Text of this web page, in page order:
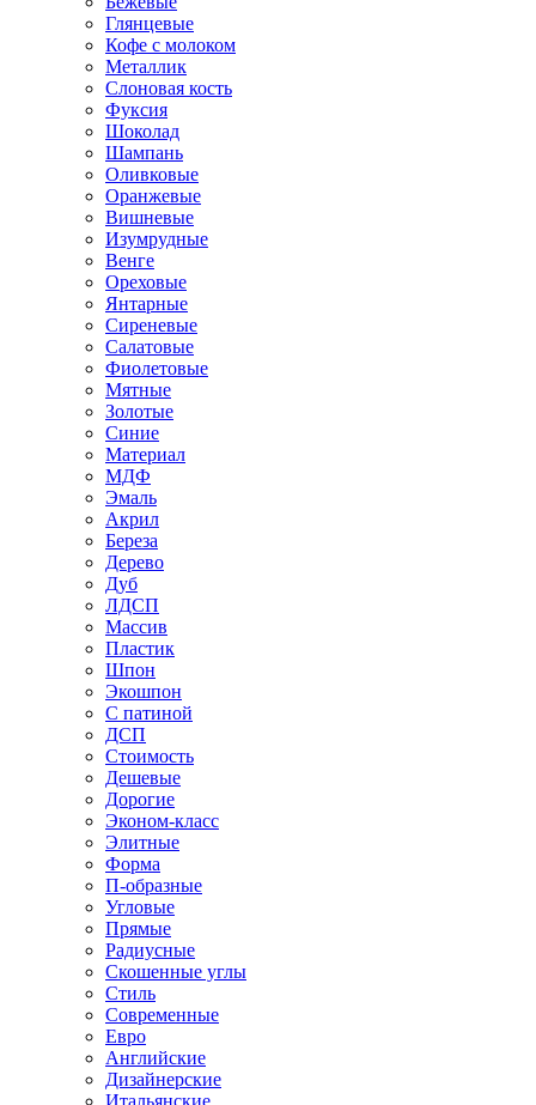
Глянцевые
Кофе с молоком
Металлик
Слоновая кость
Фуксия
Шоколад
Шампань
Оливковые
Оранжевые
Вишневые
Изумрудные
Венге
Ореховые
Янтарные
Сиреневые
Салатовые
Фиолетовые
Мятные
Золотые
Синие
Материал
МДФ
Эмаль
Акрил
Береза
Дерево
Дуб
ЛДСП
Массив
Пластик
Шпон
Экошпон
С патиной
ДСП
Стоимость
Дешевые
Дорогие
Эконом-класс
Элитные
Форма
П-образные
Угловые
Прямые
Радиусные
Скошенные углы
Стиль
Современные
Евро
Английские
Дизайнерские
Итальянские